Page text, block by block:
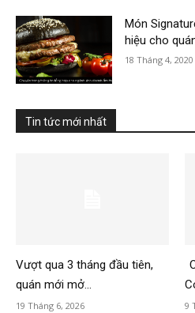
Món
hiệu cho
18 Tháng 4, 2020
Tin tức mới nhất
Vượt qua 3 tháng đầu tiên,
quán mới mở...
19 Tháng 6, 2026 9